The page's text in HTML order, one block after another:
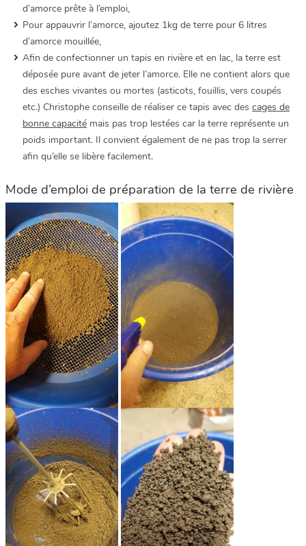
d’amorce prête à l’emploi,
Pour appauvrir l’amorce, ajoutez 1kg de terre pour 6 litres
d’amorce mouillée,
Afin de confectionner un tapis en rivière et en lac, la terre est
déposée pure avant de jeter l’amorce. Elle ne contient alors que
des esches vivantes ou mortes (asticots, fouillis, vers coupés
etc.) Christophe conseille de réaliser ce tapis avec des cages de
bonne capacité mais pas trop lestées car la terre représente un
poids important. Il convient également de ne pas trop la serrer
afin qu’elle se libère facilement.
Mode d’emploi de préparation de la terre de rivière